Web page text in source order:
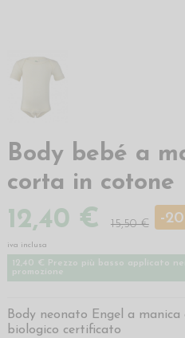
Body bebé a
corta in cotone
12,40 € 15,50 € -
iva inclusa
12,40 € Prezzo più basso applicato
promozione
Body neonato Engel a
biologico certificato